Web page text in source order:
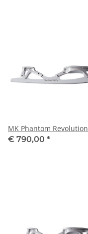
MK Phantom Revolution
€ 790,00 *